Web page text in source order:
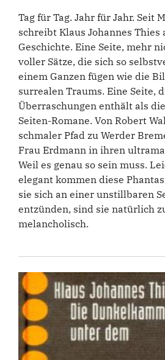
Tag für Tag. Jahr für Jahr. Seit
schreibt Klaus Johannes
Geschichte. Eine Seite, mehr
voller Sätze, die sich so
einem Ganzen fügen wie die
surrealen Traums. Eine Seite,
Überraschungen enthält als
Seiten-Romane. Von Robert
schmaler Pfad zu Werder
Frau Erdmann in ihren
Weil es genau so sein muss.
elegant kommen diese
sie sich an einer unstillbaren
entzünden, sind sie natürlich
melancholisch.